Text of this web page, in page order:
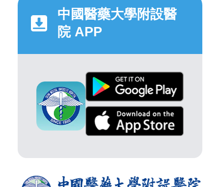
中國醫藥大學附設醫
院 APP